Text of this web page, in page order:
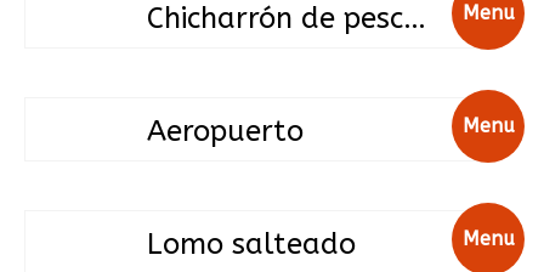
Chicharrón de pescado Menu
Aeropuerto Menu
Lomo salteado Menu